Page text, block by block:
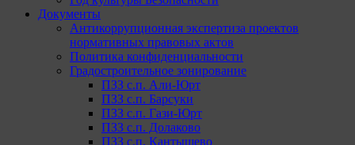
Документы
Антикоррупционная экспертиза проектов
нормативных правовых актов
Политика конфиденциальности
Градостроительное зонирование
ПЗЗ с.п. Али-Юрт
ПЗЗ с.п. Барсуки
ПЗЗ с.п. Гази-Юрт
ПЗЗ с.п. Долаково
ПЗЗ с.п. Кантышево